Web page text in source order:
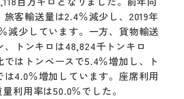
客輸送量は2.4％減少し、2019年
減少しています。一方、貨物輸送
、トンキロは48,824千トンキロ
ではトンベースで5.4％増加し、ト
は4.0％増加しています。座席利用
利用率は50.0％でした。